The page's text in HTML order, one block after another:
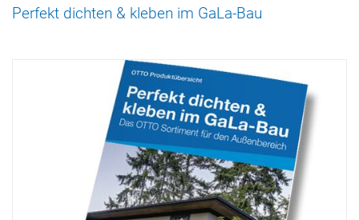
Perfekt dichten & kleben im GaLa-Bau